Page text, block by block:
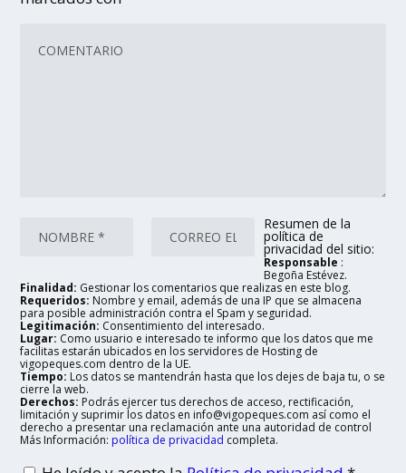
Resumen de la
política de
privacidad del sitio:
Responsable :
Begoña Estévez.
Finalidad: Gestionar los comentarios que realizas en este blog.
Requeridos: Nombre y email, además de una IP que se almacena
para posible administración contra el Spam y seguridad.
Legitimación: Consentimiento del interesado.
Lugar: Como usuario e interesado te informo que los datos que me
facilitas estarán ubicados en los servidores de Hosting de
vigopeques.com dentro de la UE.
Tiempo: Los datos se mantendrán hasta que los dejes de baja tu, o se
cierre la web.
Derechos: Podrás ejercer tus derechos de acceso, rectificación,
limitación y suprimir los datos en info@vigopeques.com así como el
derecho a presentar una reclamación ante una autoridad de control
Más Información: política de privacidad completa.